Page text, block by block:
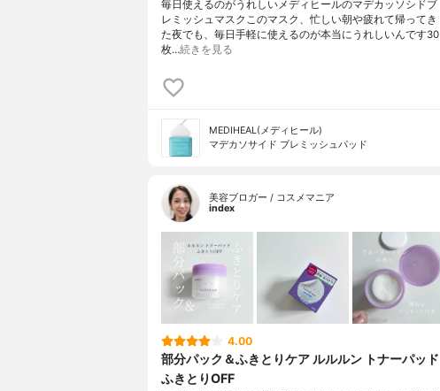
毎日使えるのがうれしいメディヒールのマデカッソシドブ
レミッシュマスクこのマスク、忙しい朝や疲れて帰ってき
た夜でも、毎日手軽に使えるのが本当にうれしいんです30
枚…続きを見る
MEDIHEAL(メディヒール)
マデカソサイド ブレミッシュパッド
美容ブロガー / コスメマニア
index
4.00
部分パック＆ふきとりケア ルルルン トナーパッド
ふきとりOFF